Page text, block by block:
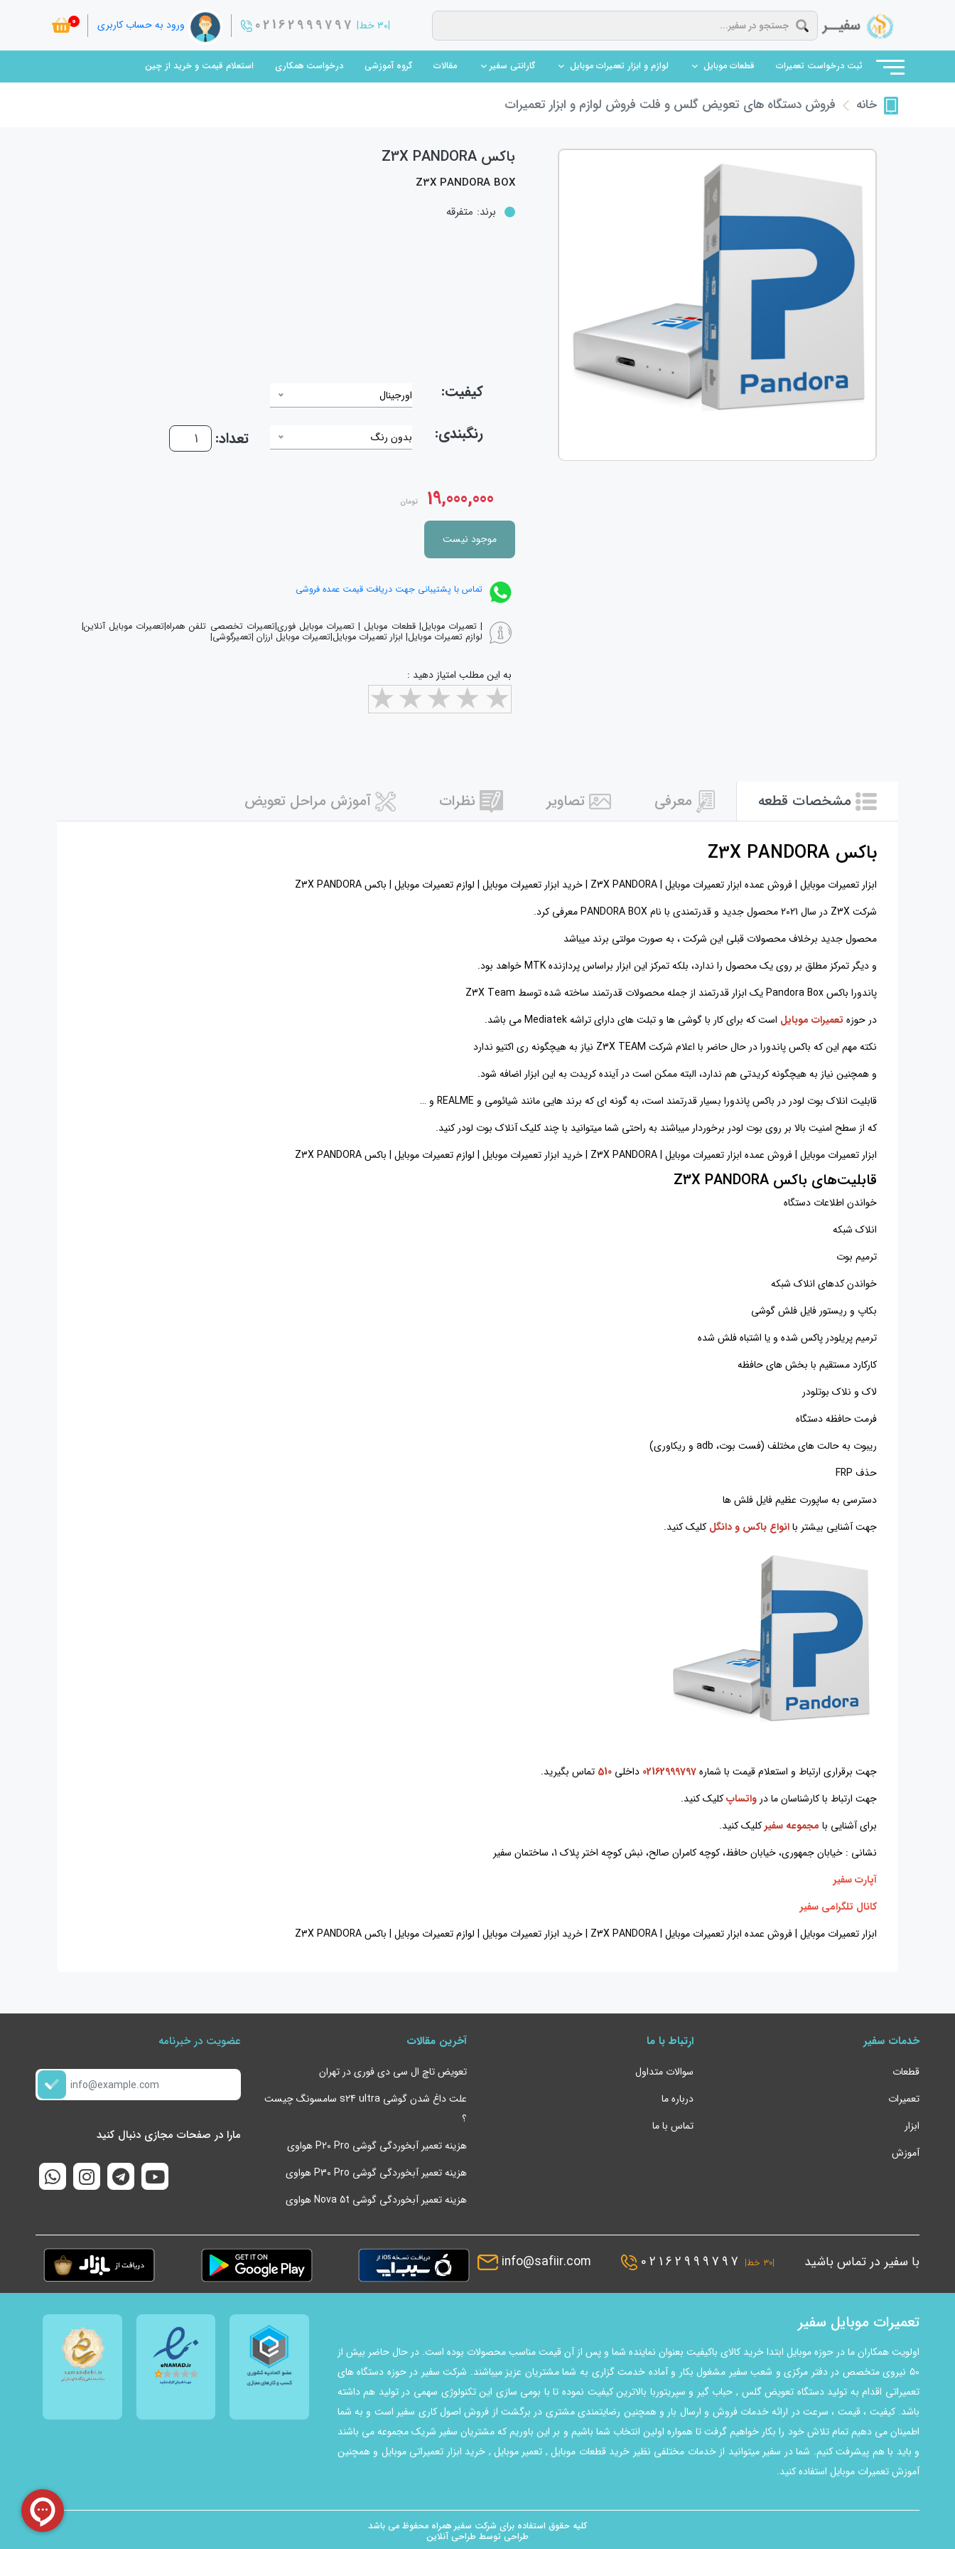
|۳۰ خط| 02162999797 ورود به حساب کاربری 0
ثبت درخواست تعمیرات قطعات موبایل (current) لوازم و ابزار تعمیرات موبایل (current) گارانتی سفیر(current) مقالات گروه آموزشی درخواست همکاری استعلام قیمت و خرید از چین
خانه فروش دستگاه های تعویض گلس و فلت فروش لوازم و ابزار تعمیرات
باکس Z3X PANDORA
Z3X PANDORA BOX
برند: متفرقه
کیفیت: اورجینال
رنگبندی: بدون رنگ تعداد:
19,000,000 تومان
موجود نیست
تماس با پشتیبانی جهت دریافت قیمت عمده فروشی
| تعمیرات موبایل| قطعات موبایل | تعمیرات موبایل فوری|تعمیرات تخصصی تلفن همراه|تعمیرات موبایل آنلاین|
لوازم تعمیرات موبایل| ابزار تعمیرات موبایل|تعمیرات موبایل ارزان |تعمیرگوشی|
به این مطلب امتیاز دهید :
مشخصات قطعه معرفی تصاویر نظرات آموزش مراحل تعویض
باکس Z3X PANDORA
ابزار تعمیرات موبایل | فروش عمده ابزار تعمیرات موبایل | Z3X PANDORA | خرید ابزار تعمیرات موبایل | لوازم تعمیرات موبایل | باکس Z3X PANDORA
شرکت Z3X در سال 2021 محصول جدید و قدرتمندی با نام PANDORA BOX معرفی کرد.
محصول جدید برخلاف محصولات قبلی این شرکت ، به صورت مولتی برند میباشد
و دیگر تمرکز مطلق بر روی یک محصول را ندارد، بلکه تمرکز این ابزار براساس پردازنده MTK خواهد بود.
پاندورا باکس Pandora Box یک ابزار قدرتمند از جمله محصولات قدرتمند ساخته شده توسط Z3X Team
در حوزه تعمیرات موبایل است که برای کار با گوشی ها و تبلت های دارای تراشه Mediatek می باشد.
نکته مهم این که باکس پاندورا در حال حاضر با اعلام شرکت Z3X TEAM نیاز به هیچگونه ری اکتیو ندارد
و همچنین نیاز به هیچگونه کریدتی هم ندارد، البته ممکن است در آینده کریدت به این ابزار اضافه شود.
قابلیت انلاک بوت لودر در باکس پاندورا بسیار قدرتمند است، به گونه ای که برند هایی مانند شیائومی و REALME و …
که از سطح امنیت بالا بر روی بوت لودر برخوردار میباشند به راحتی شما میتوانید با چند کلیک آنلاک بوت لودر کنید.
ابزار تعمیرات موبایل | فروش عمده ابزار تعمیرات موبایل | Z3X PANDORA | خرید ابزار تعمیرات موبایل | لوازم تعمیرات موبایل | باکس Z3X PANDORA
قابلیت‌های باکس Z3X PANDORA
خواندن اطلاعات دستگاه
انلاک شبکه
ترمیم بوت
خواندن کدهای انلاک شبکه
بکاپ و ریستور فایل فلش گوشی
ترمیم پریلودر پاکس شده و یا اشتباه فلش شده
کارکارد مستقیم با بخش های حافظه
لاک و نلاک بوتلودر
فرمت حافظه دستگاه
ریبوت به حالت های مختلف (فست بوت، adb و ریکاوری)
حذف FRP
دسترسی به ساپورت عظیم فایل فلش ها
جهت آشنایی بیشتر باانواع باکس و دانگل کلیک کنید.
جهت برقراری ارتباط و استعلام قیمت با شماره02162999797 داخلی 510 تماس بگیرید.
جهت ارتباط با کارشناسان ما در واتساپکلیک کنید.
برای آشنایی با مجموعه سفیرکلیک کنید.
نشانی : خیابان جمهوری، خیابان حافظ، کوچه کامران صالح، نبش کوچه اختر پلاک 1، ساختمان سفیر
آپارت سفیر
کانال تلگرامی سفیر
ابزار تعمیرات موبایل | فروش عمده ابزار تعمیرات موبایل | Z3X PANDORA | خرید ابزار تعمیرات موبایل | لوازم تعمیرات موبایل | باکس Z3X PANDORA
خدمات سفیر
قطعات
تعمیرات
ابزار
آموزش
ارتباط با ما
سوالات متداول
درباره ما
تماس با ما
آخرین مقالات
تعویض تاچ ال سی دی فوری در تهران
علت داغ شدن گوشی s24 ultra سامسونگ چیست
؟
هزینه تعمیر آبخوردگی گوشی P20 Pro هواوی
هزینه تعمیر آبخوردگی گوشی P30 Pro هواوی
هزینه تعمیر آبخوردگی گوشی Nova 5t هواوی
عضویت در خبرنامه
مارا در صفحات مجازی دنبال کنید
با سفیر در تماس باشید |۳۰ خط| 02162999797
info@safiir.com
تعمیرات موبایل سفیر
اولویت همکاران ما در حوزه موبایل ابتدا خرید کالای باکیفیت بعنوان نماینده شما و پس از آن قیمت مناسب محصولات بوده است. در حال حاضر بیش از
50 نیروی متخصص در دفتر مرکزی و شعب سفیر مشغول بکار و آماده خدمت گزاری به شما مشتریان عزیز میباشند. شرکت سفیر در حوزه دستگاه های
تعمیراتی اقدام به تولید دستگاه تعویض گلس , حباب گیر و سپریتوربا بالاترین کیفیت نموده تا با بومی سازی این تکنولوژي سهمی در تولید هم داشته
باشد. کیفیت ، قیمت ، سرعت در ارائه خدمات فروش و ارسال بار و همچنین رضایتمندی مشتری در برگشت از فروش اصول کاری سفیر است و به شما
اطمینان می دهیم تمام تلاش خود را بکار خواهیم گرفت تا همواره اولین انتخاب شما باشیم و بر این باوریم که مشتریان سفیر شریک مجموعه می باشند
و باید با هم پیشرفت کنیم. شما در سفیر میتوانید از خدمات مختلفی نظیر خرید قطعات موبایل , تعمیر موبایل , خرید ابزار تعمیراتی موبایل و همچنین
آموزش تعمیرات موبایل استفاده کنید.
کلیه حقوق استفاده برای شرکت سفیر همراه محفوظ می باشد
طراحی توسط طراحی آنلاین